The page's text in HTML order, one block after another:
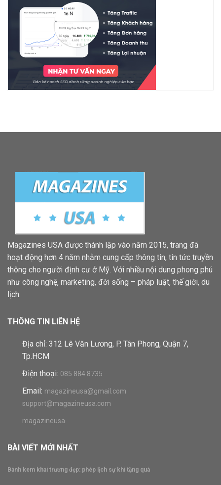
Magazines USA được thành lập vào năm 2015, trang đã
hoạt động hơn 4 năm nhằm cung cấp thông tin, tin tức truyền
thông cho người định cư ở Mỹ. Với nhiều nội dung phong phú
như công nghệ, marketing, đời sống – pháp luật, thế giới, du
lịch.
THÔNG TIN LIÊN HỆ
Địa chỉ: 312 Lê Văn Lương, P. Tân Phong, Quận 7,
Tp.HCM
Điện thoại: 085 884 8735
Email: magazineusa@gmail.com
support@magazineusa.com
magazineusa
BÀI VIẾT MỚI NHẤT
Bánh kem khai trương đẹp: phép lịch sự khi tặng quà